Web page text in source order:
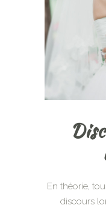
En théorie,
discours